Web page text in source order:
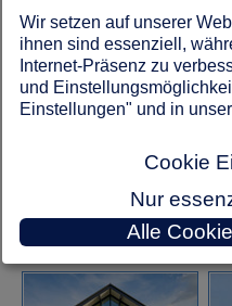
ELK Fertighaus
Musterhaus Köln Hausnummer 25
Musterhaus Köln Hausnummer 7
Wir setzen auf unserer
ihnen sind essenziell,
Internet-Präsenz zu
und
Einstellungen" und in
Cookie
Nur
Alle